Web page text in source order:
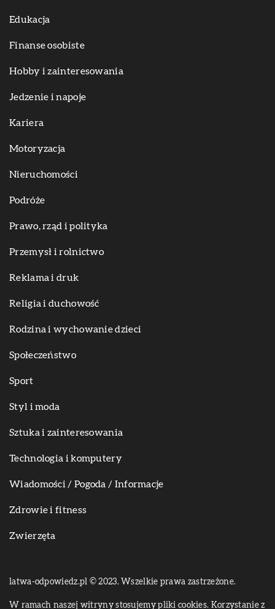
Edukacja
Finanse osobiste
Hobby i zainteresowania
Jedzenie i napoje
Kariera
Motoryzacja
Nieruchomości
Podróże
Prawo, rząd i polityka
Przemysł i rolnictwo
Reklama i druk
Religia i duchowość
Rodzina i wychowanie dzieci
Społeczeństwo
Sport
Styl i moda
Sztuka i zainteresowania
Technologia i komputery
Wiadomości / Pogoda / Informacje
Zdrowie i fitness
Zwierzęta
latwa-odpowiedz.pl © 2023. Wszelkie prawa zastrzeżone.
W ramach naszej witryny stosujemy pliki cookies. Korzystanie z